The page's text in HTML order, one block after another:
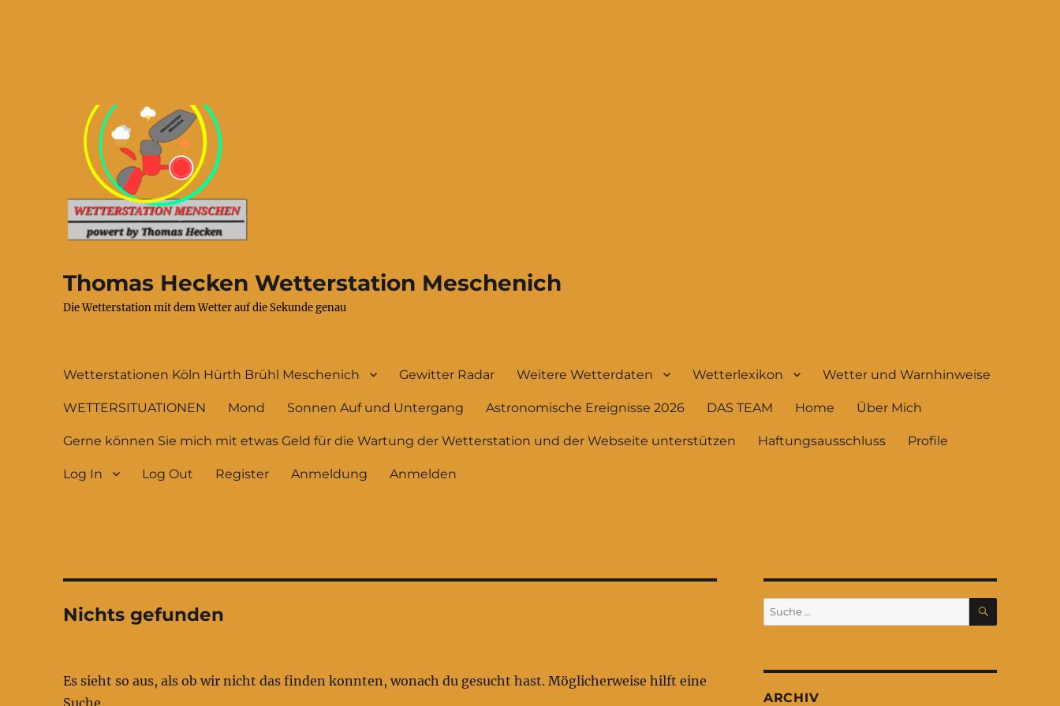
Thomas Hecken Wetterstation Meschenich
Die Wetterstation mit dem Wetter auf die Sekunde genau
Wetterstationen Köln Hürth Brühl Meschenich Gewitter Radar Weitere Wetterdaten Wetterlexikon Wetter und Warnhinweise
WETTERSITUATIONEN Mond Sonnen Auf und Untergang Astronomische Ereignisse 2026 DAS TEAM Home Über Mich
Gerne können Sie mich mit etwas Geld für die Wartung der Wetterstation und der Webseite unterstützen Haftungsausschluss Profile
Log In Log Out Register Anmeldung Anmelden
Nichts gefunden
Es sieht so aus, als ob wir nicht das finden konnten, wonach du gesucht hast. Möglicherweise hilft eine
Suche.
Suche
nach:
SUCHEN
ARCHIV